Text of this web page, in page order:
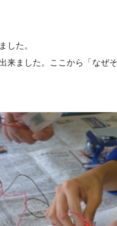
した。
来ました。ここから「なぜ